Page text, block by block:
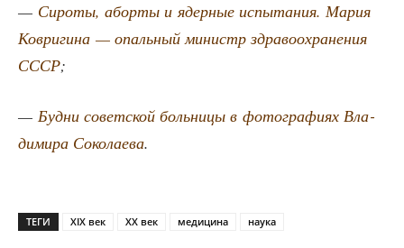
— Сиро­ты, абор­ты и ядер­ные испы­та­ния. Мария
Коври­ги­на — опаль­ный министр здра­во­охра­не­ния
СССР;
— Буд­ни совет­ской боль­ни­цы в фото­гра­фи­ях Вла­
ди­ми­ра Соко­ла­е­ва.
ТЕГИ XIX век XX век медицина наука